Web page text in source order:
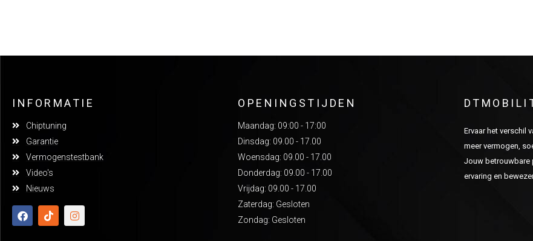
INFORMATIE
Chiptuning
Garantie
Vermogenstestbank
Video's
Nieuws
OPENINGSTIJDEN
Maandag: 09:00 - 17:00
Dinsdag: 09.00 - 17.00
Woensdag: 09.00 - 17.00
Donderdag: 09.00 - 17.00
Vrijdag: 09.00 - 17.00
Zaterdag: Gesloten
Zondag: Gesloten
Ervaar het verschil
meer vermogen,
Jouw betrouwbare
ervaring en